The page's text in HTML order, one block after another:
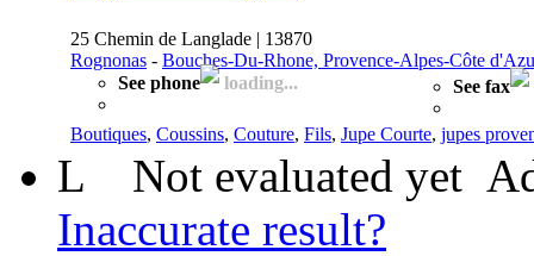
25 Chemin de Langlade | 13870
Rognonas - Bouches-Du-Rhone, Provence-Alpes-Côte
See phone
loading... See fax
Boutiques, Coussins, Couture, Fils, Jupe Courte, jupes
L Not evaluated yet
Inaccurate result?